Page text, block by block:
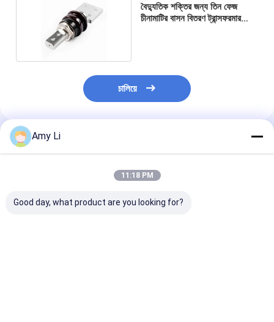
বৈদ্যুতিক শক্তির জন্য তিন ফেজ
চীনামাটির বাসন বিতরণ ট্রান্সফরমার
চালিয়ে
প্রস্তাবিত পণ্য
Amy Li
11:18 PM
Good day, what product are you looking for?